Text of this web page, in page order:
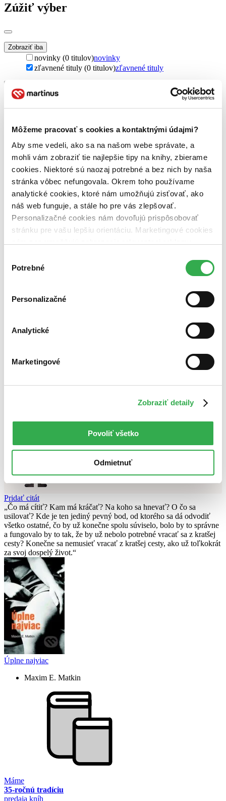
Môžeme pracovať s cookies a kontaktnými údajmi?
Aby sme vedeli, ako sa na našom webe správate, a
mohli vám zobraziť tie najlepšie tipy na knihy, zbierame
cookies. Niektoré sú naozaj potrebné a bez nich by naša
stránka vôbec nefungovala. Okrem toho používame
analytické cookies, ktoré nám umožňujú zisťovať, ako
náš web funguje, a stále ho pre vás zlepšovať.
Personalizačné cookies nám dovoľujú prispôsobovať
stránku pre vašu lepšiu orientáciu. Marketingové cookies
nám pomohlo, keby sme mohli používať všetky tieto
súhlasu
Potrebné
Personalizačné
Analytické
Marketingové
Zobraziť detaily
Povoliť všetko
Odmietnuť
Zúžiť výber
Zobraziť iba
novinky (0 titulov)novinky
zľavnené tituly (0 titulov)zľavnené tituly
na centrálnom sklade (0 titulov)
na centrálnom sklade
predpredaj (0 titulov)predpredaj
dostupná (bez vypredaných) (0 titulov)dostupná (bez
vypredaných)
Nové / čítané
nová (0 titulov)
čítaná (0 titulov) čítaná
čítaná - výborný stav (0 titulov)čítaná - výborný stav
čítaná - mierne opotrebovaná (0 titulov)čítaná - mierne
opotrebovaná
čítané verzie vypredaných kníh (0 titulov)čítané verzie
vypredaných kníh
Zoradiť
Novinky
vyhovujúci zadaným podmienkam.
Chcete poradiť knihu?
Náš pomocník Sherlock vám ju s radosťou vypátra!
Knihomoľský pomocník
Pridať citát
Čo má cítiť? Kam má kráčať? Na koho sa hnevať? O čo sa
usilovať? Kde je ten jediný pevný bod, od ktorého sa dá odvodiť
všetko ostatné, čo by už konečne spolu súviselo, bolo by to správne
a fungovalo by to tak, že by už nebolo potrebné vracať sa z kratšej
cesty? Konečne sa nemusieť vracať z kratšej cesty, ako už toľkokrát
za svoj dospelý život.
Úplne najviac
Maxim E. Matkin
Máme
35-ročnú tradíciu
predaja kníh